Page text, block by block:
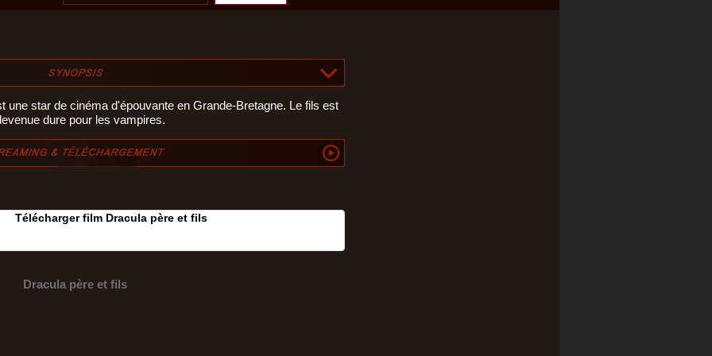
une star de cinéma d'épouvante en Grande-Bretagne. Le fils est
dure pour les vampires.
Télécharger film Dracula père et fils
Dracula père et fils